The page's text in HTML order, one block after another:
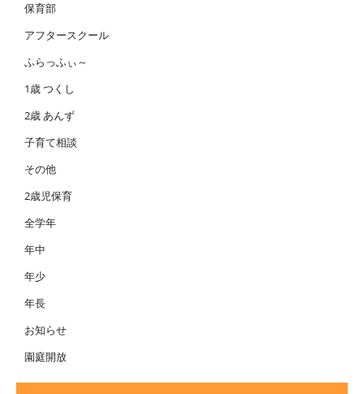
保育部
アフタースクール
ふらっふぃ～
1歳 つくし
2歳 あんず
子育て相談
その他
2歳児保育
全学年
年中
年少
年長
お知らせ
園庭開放